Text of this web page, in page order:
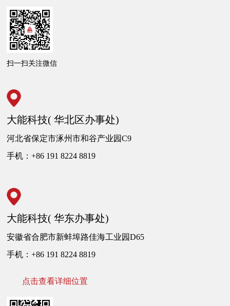
扫一扫关注微信
大能科技( 华北区办事处)
河北省保定市涿州市和谷产业园C9
手机：+86 191 8224 8819
大能科技( 华东办事处)
安徽省合肥市新蚌埠路佳海工业园D65
手机：+86 191 8224 8819
点击查看详细位置